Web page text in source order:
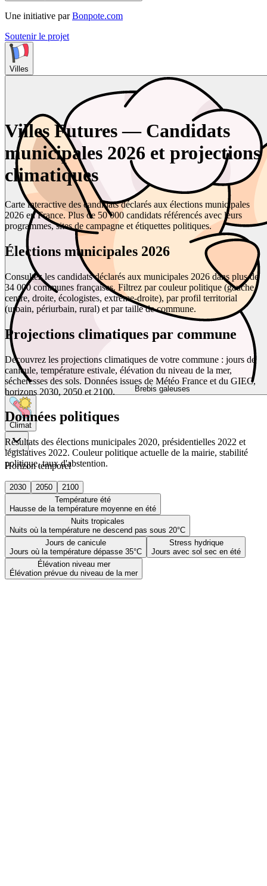
Une initiative par Bonpote.com
Soutenir le projet
Villes
Brebis galeuses
Climat
Horizon temporel
2030 2050
2100
Température été
Hausse de la température moyenne en été
Nuits tropicales
Nuits où la température ne descend pas sous 20°C
Jours de canicule
Jours où la température dépasse 35°C
Stress hydrique
Jours avec sol sec en été
Élévation niveau mer
Élévation prévue du niveau de la mer
Villes Futures — Candidats
municipales 2026 et projections
climatiques
Carte interactive des candidats déclarés aux élections municipales
2026 en France. Plus de 50 000 candidats référencés avec leurs
programmes, sites de campagne et étiquettes politiques.
Élections municipales 2026
Consultez les candidats déclarés aux municipales 2026 dans plus de
34 000 communes françaises. Filtrez par couleur politique (gauche,
centre, droite, écologistes, extrême-droite), par profil territorial
(urbain, périurbain, rural) et par taille de commune.
Projections climatiques par commune
Découvrez les projections climatiques de votre commune : jours de
canicule, température estivale, élévation du niveau de la mer,
sécheresses des sols. Données issues de Météo France et du GIEC,
horizons 2030, 2050 et 2100.
Données politiques
Résultats des élections municipales 2020, présidentielles 2022 et
législatives 2022. Couleur politique actuelle de la mairie, stabilité
politique, taux d'abstention.